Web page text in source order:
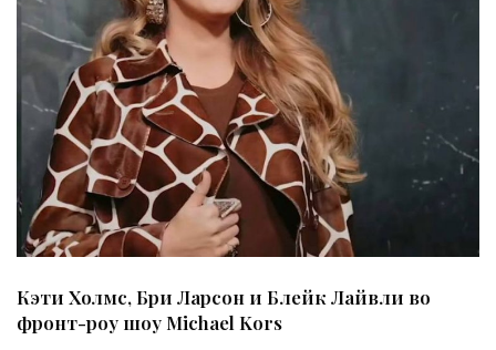
Кэти Холмс, Бри Ларсон и Блейк Лайвли во
фронт-роу шоу Michael Kors